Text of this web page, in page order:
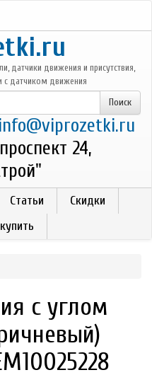
датчики движения и присутствия,
с датчиком движения
info@viprozetki.ru
24,
Статьи
Скидки
с углом